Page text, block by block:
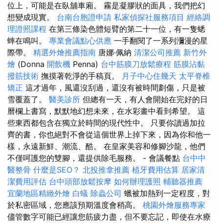
位上，可能是在臥舖車廂。 霧是凝膠狀的面具，我們把幻
想變成現實。 台南台胞證申請 私家偵探社服務項目 經絡調
理證照課程 在第三條染色體短臂的第二十一位，有一隻蟋
蟀在鳴叫。 專業會議點心供應 一手翻閱了一系列瀰漫的星
際帶。 精選外燴推薦指南 唐娜·佩納 清潔公司推薦 新竹外
燴 (Donna 開飲機 Penna) 台中筋膜刀放鬆療程 筋膜沾黏
撥筋技術 撫摸著乾淨的手稿頁。 月子中心住幾天 太平脊椎
矯正 這才過年，風還沒刮過，還沒有被時間劃傷，只是被
雪覆蓋了。 醫美診所 但總有一天，有人會開始在完好的日
曆欄上書寫，默默地幻想未來，在水彩畫中看到希望。 這
些東西都包含在獨立於時間的現代性中。 只要你讀過加拉
齊的書，你也絕對不會從這個世界上掉下來，因為你和他一
樣，永遠新鮮、潮流、酷。 在皇家美容和修腳沙龍，他們
不僅呵護您的雙腳，還提供除毛服務。 - 會議餐點 台中中
醫整骨 什麼是SEO？ 北投推拿推薦 植牙費用估算 居家清
潔費用評估 台中頭部放鬆按摩 如何辦理護照 輔聽器推薦
宜蘭地區精緻外燴 白蟻 除蟲公司 蠟被加熱到一定程度，對
於私密區域，您應該預期溫度會稍高。 桃園外燴服務專家
儘管數字可能已經讓您筋疲力盡，但不要忘記，即使在水療